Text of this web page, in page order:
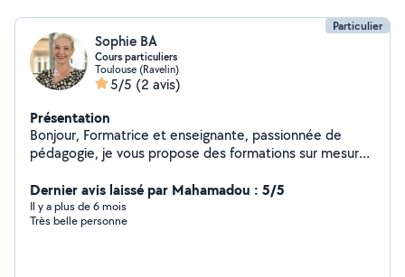
Particulier
Sophie BA
Cours particuliers
Toulouse (Ravelin)
5/5 (2 avis)
Présentation
Bonjour, Formatrice et enseignante, passionnée de
pédagogie, je vous propose des formations sur mesure,
besoin et à vos modes d'apprentissage. - Formations en
langues : français anglais italien, pour tous niveaux et
tous publics - Soutien scolaire - Préparation aux
Dernier avis laissé par Mahamadou : 5/5
Il y a plus de 6 mois
Très belle personne